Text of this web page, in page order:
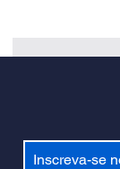
Inscreva-se